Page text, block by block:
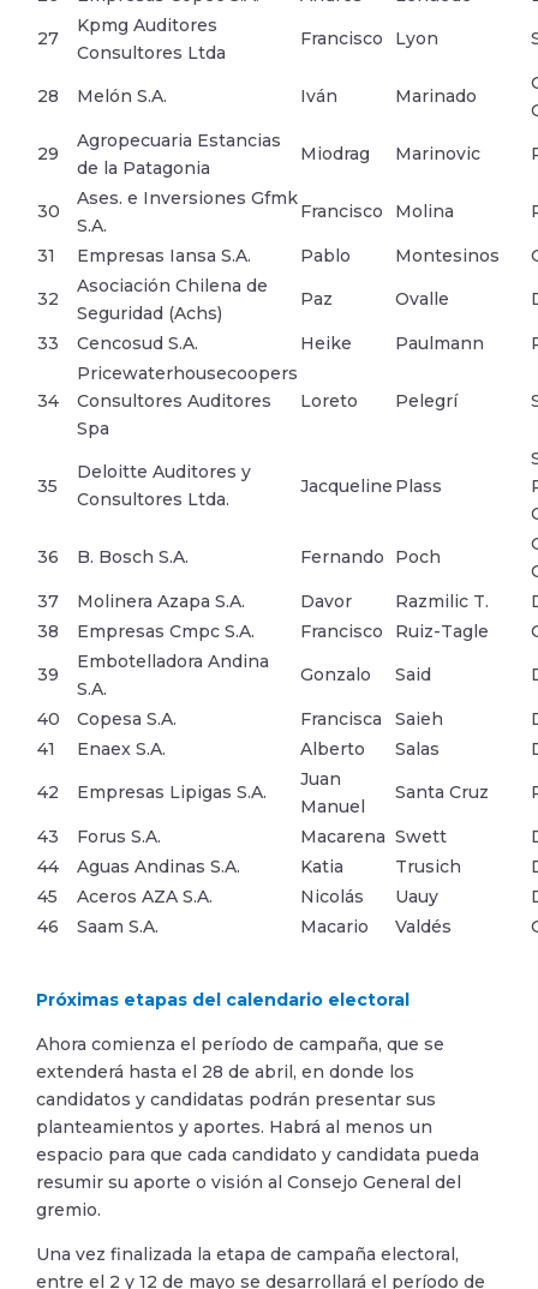
27
Kpmg Auditores
Consultores Ltda
Francisco Lyon
28 Melón S.A. Iván Marinado
29
Agropecuaria Estancias
de la Patagonia
Miodrag Marinovic
30
Ases. e Inversiones Gfmk
S.A.
Francisco Molina
31 Empresas Iansa S.A. Pablo Montesinos
32
Asociación Chilena de
Seguridad (Achs)
Paz Ovalle
33 Cencosud S.A. Heike Paulmann
34
Pricewaterhousecoopers
Consultores Auditores
Spa
Loreto Pelegrí
35
Deloitte Auditores y
Consultores Ltda.
Jacqueline Plass
36
B. Bosch S.A. Fernando Poch
37
Molinera Azapa S.A. Davor Razmilic T.
38
Empresas Cmpc S.A. Francisco Ruiz-Tagle
39
Embotelladora Andina
S.A.
Gonzalo Said
40 Copesa S.A. Francisca Saieh
41
Enaex S.A. Alberto Salas
42
Empresas Lipigas S.A.
Juan
Manuel
Santa Cruz
43 Forus S.A. Macarena Swett
44
Aguas Andinas S.A. Katia Trusich
45
Aceros AZA S.A. Nicolás Uauy
46
Saam S.A. Macario Valdés
Próximas etapas del calendario electoral
Ahora comienza el período de campaña, que se
extenderá hasta el 28 de abril, en donde los
candidatos y candidatas podrán presentar sus
planteamientos y aportes. Habrá al menos un
espacio para que cada candidato y candidata pueda
resumir su aporte o visión al Consejo General del
gremio.
Una vez finalizada la etapa de campaña electoral,
entre el 2 y 12 de mayo se desarrollará el período de